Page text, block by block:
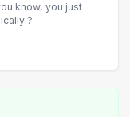
know, you just
?